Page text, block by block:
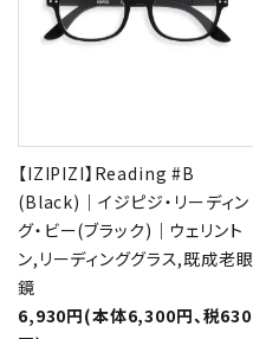
【IZIPIZI】Reading #B
(Black)｜イジピジ・リーディン
グ・ビー(ブラック)｜ウェリント
ン,リーディンググラス,既成老眼
鏡
6,930円(本体6,300円、税630